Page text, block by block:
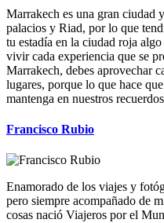
Marrakech es una gran ciudad
palacios y Riad, por lo que
tu estadía en la ciudad roja
vivir cada experiencia que se
Marrakech, debes aprovechar
lugares, porque lo que hace
mantenga en nuestros
Francisco Rubio
Enamorado de los viajes y
pero siempre acompañado de
cosas nació Viajeros por el